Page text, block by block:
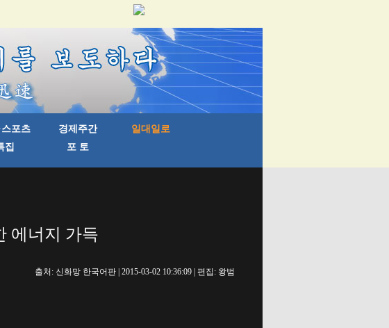
에너지 가득
출처: 신화망 한국어판 | 2015-03-02 10:36:09 | 편집: 왕범